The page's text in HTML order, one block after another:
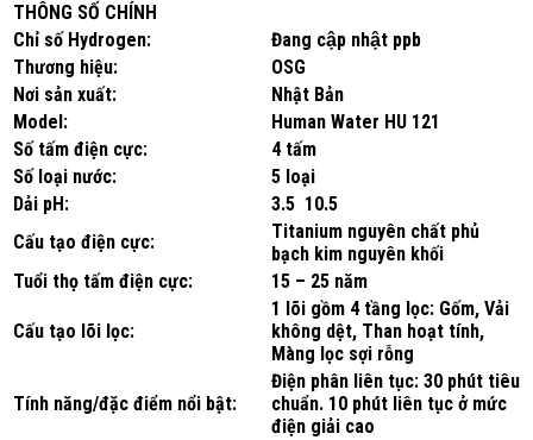
THÔNG SỐ CHÍNH
Chỉ số Hydrogen:
Đang cập nhật ppb
Thương hiệu:
OSG
Nơi sản xuất:
Nhật Bản
Model:
Human Water HU 121
Số tấm điện cực:
4 tấm
Số loại nước:
5 loại
Dải pH:
3.5 10.5
Cấu tạo điện cực:
Titanium nguyên chất phủ
bạch kim nguyên khối
Tuổi thọ tấm điện cực:
15 – 25 năm
Cấu tạo lõi lọc:
1 lõi gồm 4 tầng lọc: Gốm, Vải
không dệt, Than hoạt tính,
Màng lọc sợi rỗng
Tính năng/đặc điểm nổi bật:
Điện phân liên tục: 30 phút tiêu
chuẩn. 10 phút liên tục ở mức
điện giải cao